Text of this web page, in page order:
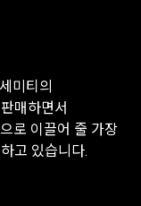
미티의
매하면서
로 이끌어 줄 가장
고 있습니다.